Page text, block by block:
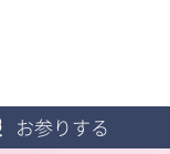
お参りする